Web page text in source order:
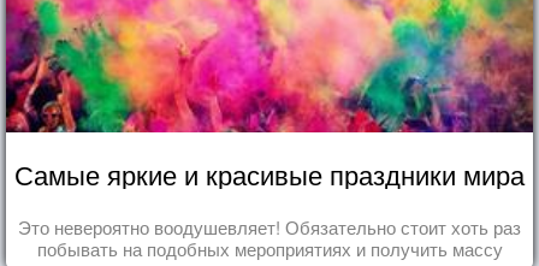
Самые яркие и красивые праздники мира
Это невероятно воодушевляет! Обязательно стоит хоть раз
побывать на подобных мероприятиях и получить массу